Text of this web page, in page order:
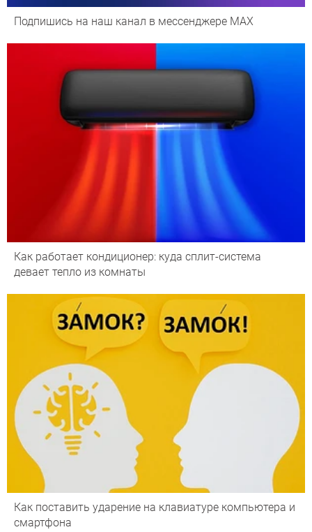
Подпишись на наш канал в мессенджере МАХ
Как работает кондиционер: куда сплит-система
девает тепло из комнаты
Как поставить ударение на клавиатуре компьютера и
смартфона